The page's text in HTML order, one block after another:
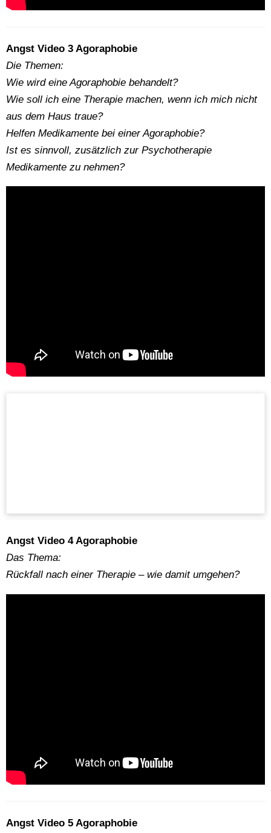
Angst Video 3 Agoraphobie
Die Themen:
Wie wird eine Agoraphobie behandelt?
Wie soll ich eine Therapie machen, wenn ich mich nicht
aus dem Haus traue?
Helfen Medikamente bei einer Agoraphobie?
Ist es sinnvoll, zusätzlich zur Psychotherapie
Medikamente zu nehmen?
Angst Video 4 Agoraphobie
Das Thema:
Rückfall nach einer Therapie – wie damit umgehen?
Angst Video 5 Agoraphobie